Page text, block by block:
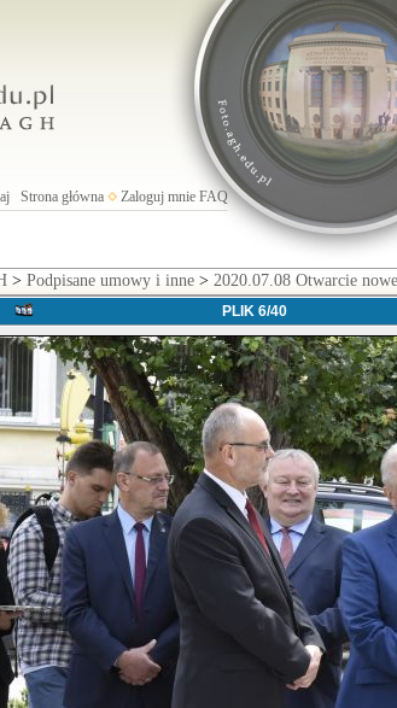
Strona główna Zaloguj mnie FAQ
> Podpisane umowy i inne> 2020.07.08 Otwarcie
PLIK 6/40